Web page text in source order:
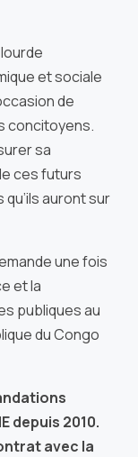
et sociale
de
concitoyens.
sa
ces futurs
auront sur
une fois
et la
publiques au
du Congo
depuis 2010.
avec la